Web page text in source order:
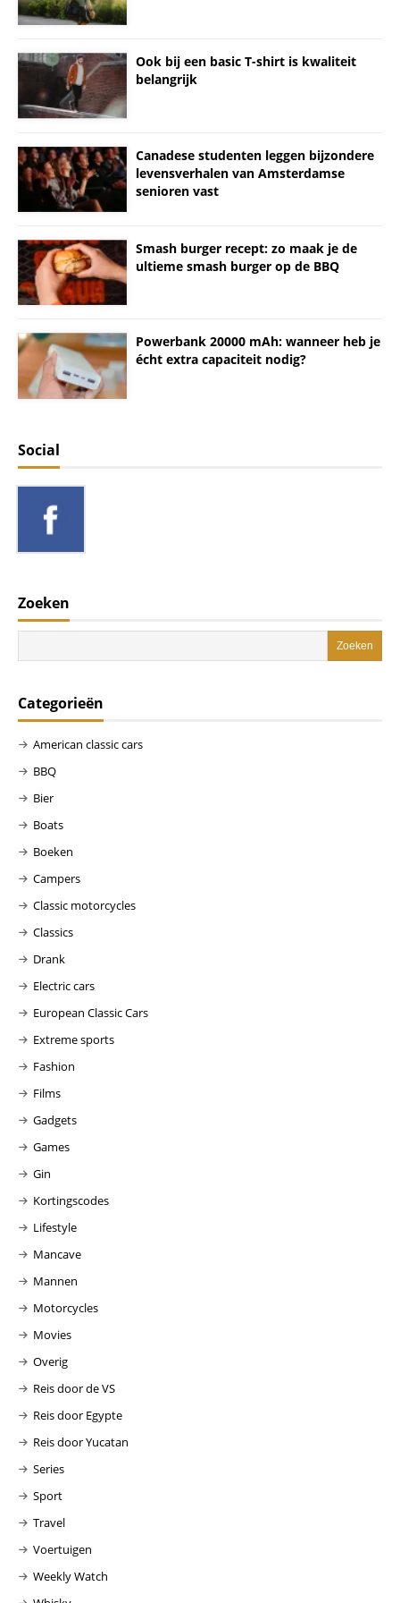
Ook bij een basic T-shirt is kwaliteit
belangrijk
Canadese studenten leggen bijzondere
levensverhalen van Amsterdamse
senioren vast
Smash burger recept: zo maak je de
ultieme smash burger op de BBQ
Powerbank 20000 mAh: wanneer heb je
écht extra capaciteit nodig?
Social
Zoeken
Categorieën
American classic cars
BBQ
Bier
Boats
Boeken
Campers
Classic motorcycles
Classics
Drank
Electric cars
European Classic Cars
Extreme sports
Fashion
Films
Gadgets
Games
Gin
Kortingscodes
Lifestyle
Mancave
Mannen
Motorcycles
Movies
Overig
Reis door de VS
Reis door Egypte
Reis door Yucatan
Series
Sport
Travel
Voertuigen
Weekly Watch